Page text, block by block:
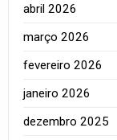
abril 2026
março 2026
fevereiro 2026
janeiro 2026
dezembro 2025